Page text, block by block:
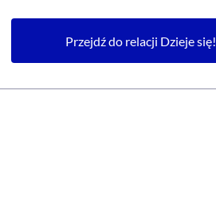
Przejdź do relacji Dzieje się!